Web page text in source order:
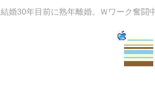
結婚30年目前に熟年離婚。Ｗワーク奮闘